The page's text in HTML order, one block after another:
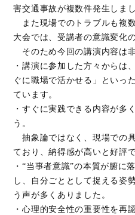
害交通事故が複数件発生し
また現場でのトラブルも複
大会では、受講者の意識変
そのため今回の講演内容は
・講演に参加した方々からは
ぐに職場で活かせる」といっ
ています。
・すぐに実践できる内容が多
う。
抽象論ではなく、現場での
ており、納得感が高いと好評で
・“当事者意識”の本質が腑に
し、自分ごととして捉える姿
う声が多くありました。
・心理的安全性の重要性を再